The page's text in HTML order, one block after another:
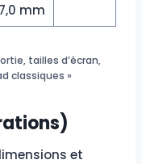
7,0 mm
tailles d’écran,
classiques »
et